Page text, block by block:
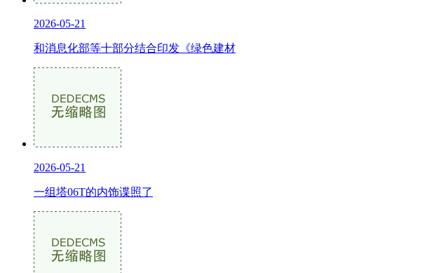
2026-05-21
和消息化部等十部分结合印发《绿色建材
2026-05-21
一组塔06T的内饰谍照了